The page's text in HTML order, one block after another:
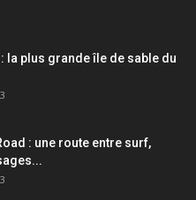
la plus grande île de sable du
: une route entre surf,